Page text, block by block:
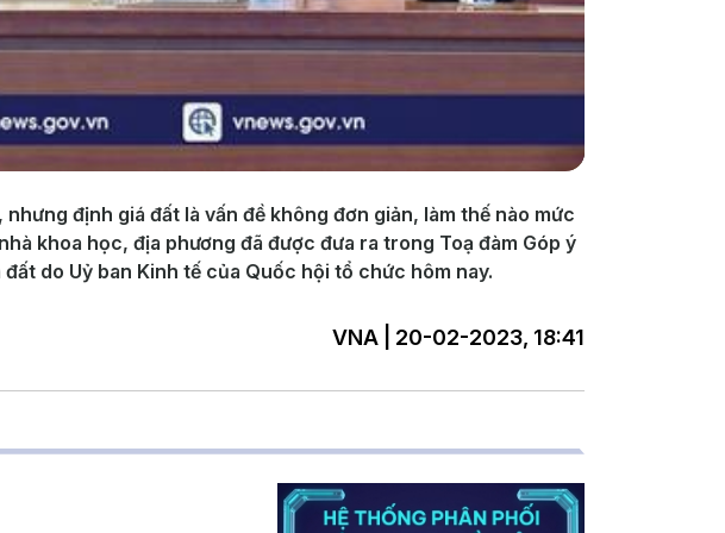
định giá đất là vấn đề không đơn giản, làm thế nào mức
khoa học, địa phương đã được đưa ra trong Toạ đàm Góp ý
do Uỷ ban Kinh tế của Quốc hội tổ chức hôm nay.
VNA | 20-02-2023, 18:41